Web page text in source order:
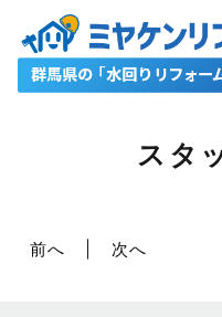
スタ
前へ 次へ